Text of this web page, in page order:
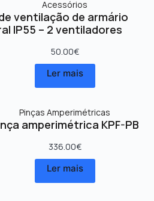
Acessórios
ventilação de armário
IP55 – 2 ventiladores
50.00€
Ler mais
Pinças Amperimétricas
amperimétrica KPF-PB
336.00€
Ler mais